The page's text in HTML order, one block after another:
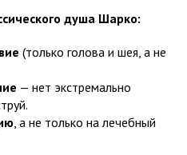
душа Шарко:
(только голова и шея, а не
— нет экстремально
, а не только на лечебный